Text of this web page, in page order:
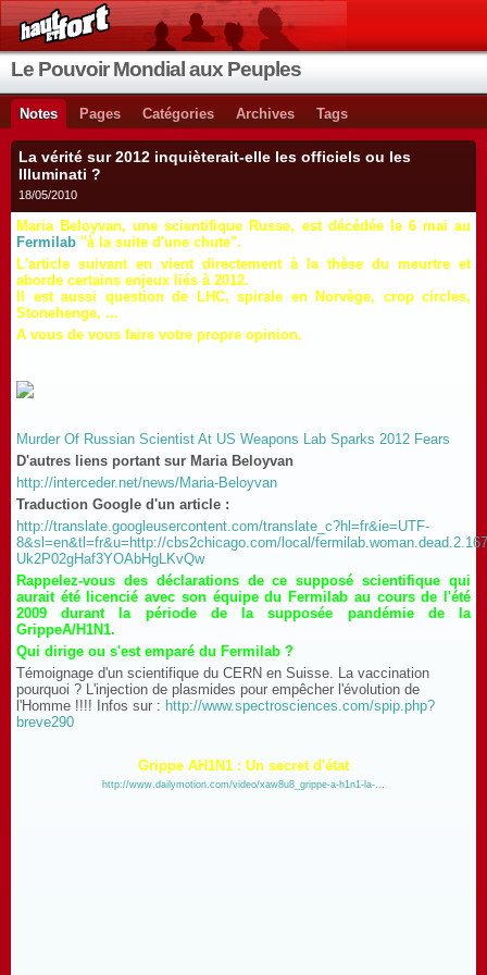
Le Pouvoir Mondial aux Peuples
Notes Pages Catégories Archives Tags
La vérité sur 2012 inquièterait-elle les officiels ou les
Illuminati ?
18/05/2010
Maria Beloyvan, une scientifique Russe, est décédée le 6 mai au
Fermilab "à la suite d'une chute".
L'article suivant en vient directement à la thèse du meurtre et
aborde certains enjeux liés à 2012.
Il est aussi question de LHC, spirale en Norvège, crop circles,
Stonehenge, ...
A vous de vous faire votre propre opinion.
Murder Of Russian Scientist At US Weapons Lab Sparks 2012 Fears
D'autres liens portant sur Maria Beloyvan
http://interceder.net/news/Maria-Beloyvan
Traduction Google d'un article :
http://translate.googleusercontent.com/translate_c?hl=fr&ie=UTF-
8&sl=en&tl=fr&u=http://cbs2chicago.com/local/
Uk2P02gHaf3YOAbHgLKvQw
Rappelez-vous des déclarations de ce supposé scientifique qui
aurait été licencié avec son équipe du Fermilab au cours de l'été
2009 durant la période de la supposée pandémie de la
GrippeA/H1N1.
Qui dirige ou s'est emparé du Fermilab ?
Témoignage d'un scientifique du CERN en Suisse. La vaccination
pourquoi ? L'injection de plasmides pour empêcher l'évolution de
l'Homme !!!! Infos sur : http://www.spectrosciences.com/spip.php?
breve290
Grippe AH1N1 : Un secret d'état
http://www.dailymotion.com/video/xaw8u8_grippe-a-h1n1-la-...